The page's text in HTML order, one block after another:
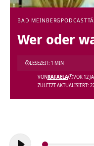
BAD MEINBERG PODCAST
Wer oder
ZULETZT AKTUALISIERT:
VONRAFAELA VOR 12
LESEZEIT: 1 MIN
Audio-